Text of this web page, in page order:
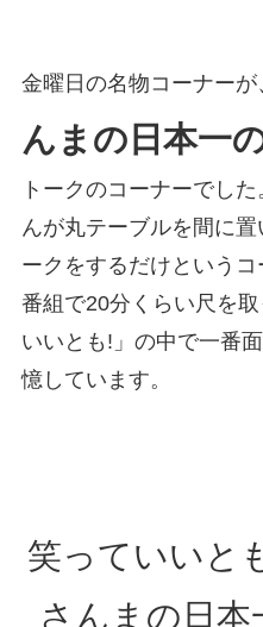
金曜日の名物コーナーが
んまの日本一
トークのコーナーでし
んが丸テーブルを間に
ークをするだけという
番組で20分くらい尺を
いいとも!」の中で一番
憶しています。
笑っていいと
さんまの日本